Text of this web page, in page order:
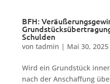
BFH:
Schulden
von tadmin | Mai 30, 2025
Wird ein Grundstück
nach der Anschaffung